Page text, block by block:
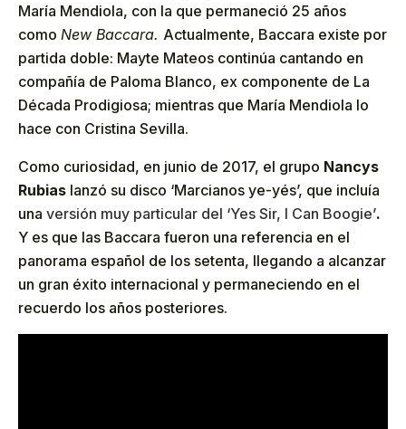
María Mendiola, con la que permaneció 25 años
como New Baccara. Actualmente, Baccara existe por
partida doble: Mayte Mateos continúa cantando en
compañía de Paloma Blanco, ex componente de La
Década Prodigiosa; mientras que María Mendiola lo
hace con Cristina Sevilla.
Como curiosidad, en junio de 2017, el grupo Nancys
Rubias lanzó su disco ‘Marcianos ye-yés’, que incluía
una versión muy particular del ‘Yes Sir, I Can Boogie’.
Y es que las Baccara fueron una referencia en el
panorama español de los setenta, llegando a alcanzar
un gran éxito internacional y permaneciendo en el
recuerdo los años posteriores.